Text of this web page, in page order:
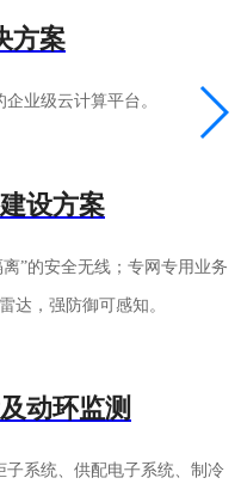
方案
业级云计算平台。
设方案
”的安全无线；专网专用业务
达，强防御可感知。
动环监测
系统、供配电子系统、制冷